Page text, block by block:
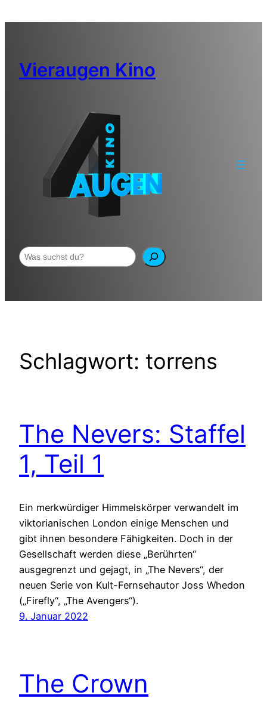
Vieraugen Kino
Suchen
Schlagwort: torrens
The Nevers: Staffel
1, Teil 1
Ein merkwürdiger Himmelskörper verwandelt im
viktorianischen London einige Menschen und
gibt ihnen besondere Fähigkeiten. Doch in der
Gesellschaft werden diese „Berührten“
ausgegrenzt und gejagt, in „The Nevers“, der
neuen Serie von Kult-Fernsehautor Joss Whedon
(„Firefly“, „The Avengers“).
9. Januar 2022
The Crown